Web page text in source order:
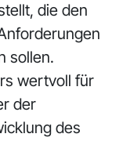
die den
sollen.
wertvoll für
der
des